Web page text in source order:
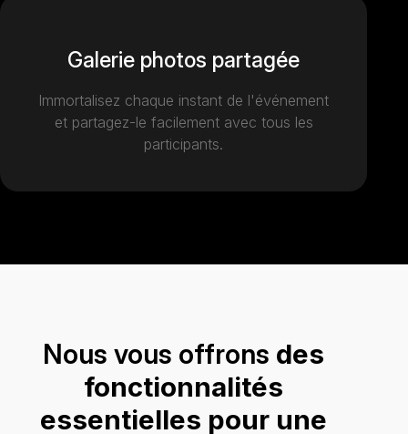
Galerie photos partagée
Immortalisez chaque instant de l'événement
et partagez-le facilement avec tous les
participants.
Nous vous offrons des
fonctionnalités
essentielles pour une